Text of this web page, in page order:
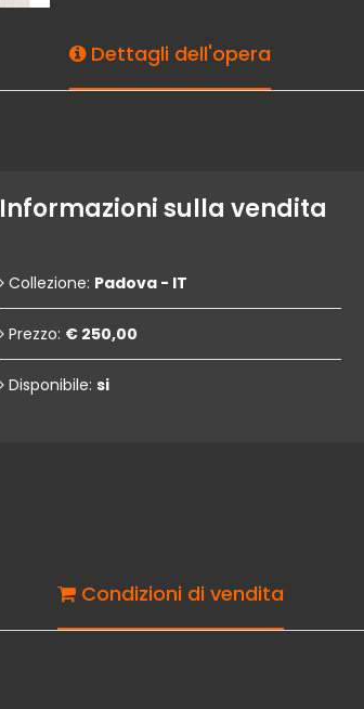
Dettagli dell'opera
Informazioni sulla vendita
Collezione: Padova - IT
Prezzo: € 250,00
Disponibile: si
Condizioni di vendita